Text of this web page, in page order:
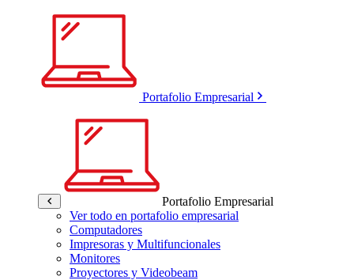
Portafolio Empresarial
Portafolio Empresarial
Ver todo en portafolio empresarial
Computadores
Impresoras y Multifuncionales
Monitores
Proyectores y Videobeam